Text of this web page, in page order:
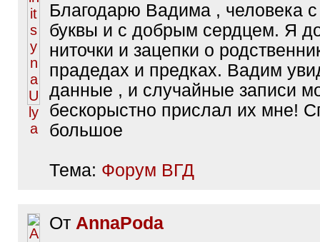
Благодарю Вадима , человека
буквы и с добрым сердцем. Я
ниточки и зацепки о
прадедах и предках. Вадим
данные , и случайные записи
бескорыстно прислал их мне!
большое
Тема: Форум ВГД
От AnnaPoda